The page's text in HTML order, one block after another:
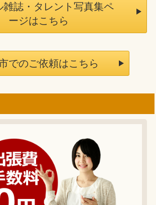
雑誌・タレント写真集ペ
ージはこちら
でのご依頼はこちら